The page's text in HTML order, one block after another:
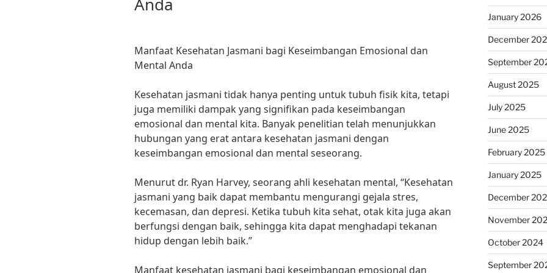
Manfaat Kesehatan Jasmani bagi Keseimbangan Emosional dan
Mental Anda
Kesehatan jasmani tidak hanya penting untuk tubuh fisik kita, tetapi
juga memiliki dampak yang signifikan pada keseimbangan
emosional dan mental kita. Banyak penelitian telah menunjukkan
hubungan yang erat antara kesehatan jasmani dengan
keseimbangan emosional dan mental seseorang.
Menurut dr. Ryan Harvey, seorang ahli kesehatan mental, “Kesehatan
jasmani yang baik dapat membantu mengurangi gejala stres,
kecemasan, dan depresi. Ketika tubuh kita sehat, otak kita juga akan
berfungsi dengan baik, sehingga kita dapat menghadapi tekanan
hidup dengan lebih baik.”
Manfaat kesehatan jasmani bagi keseimbangan emosional dan
January 2026
December
September
August 2025
July 2025
June 2025
February 2025
January 2025
December
November
October 2024
September